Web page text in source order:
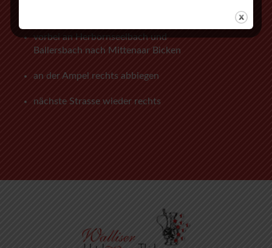
vorbei an Herbornseelbach und
Ballersbach nach Mittenaar Bicken
an der Ampel rechts abbiegen
nächste Strasse wieder rechts